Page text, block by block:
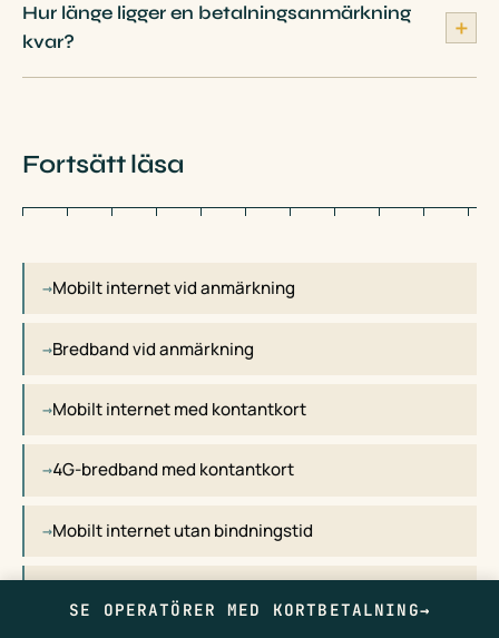
Hur länge ligger en betalningsanmärkning
kvar?
＋
Fortsätt läsa
Mobilt internet vid anmärkning
Bredband vid anmärkning
Mobilt internet med kontantkort
4G-bredband med kontantkort
Mobilt internet utan bindningstid
SE OPERATÖRER MED KORTBETALNING→